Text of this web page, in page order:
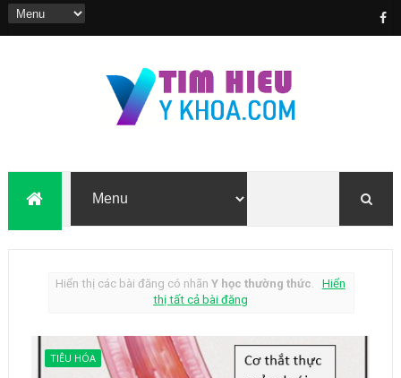
Hiển thị các bài đăng có nhãnY học thường thức.
Hiển
thị tất cả bài đăng
TIÊU HÓA